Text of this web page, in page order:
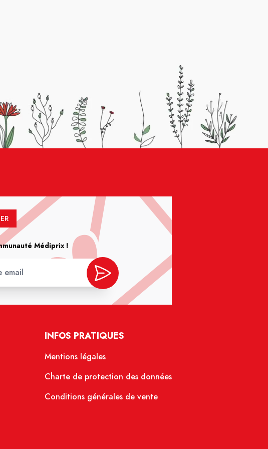
Médiprix !
INFOS PRATIQUES
Mentions légales
Charte de protection des données
Conditions générales de vente